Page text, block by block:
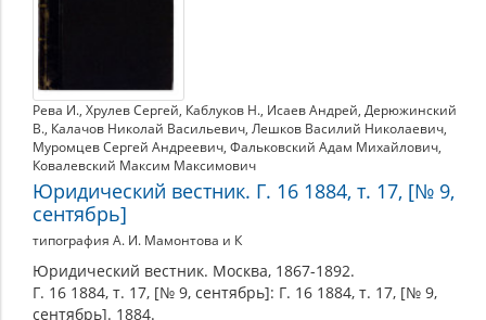
Рева И., Хрулев Сергей, Каблуков Н., Исаев Андрей, Дерюжинский
В., Калачов Николай Васильевич, Лешков Василий Николаевич,
Муромцев Сергей Андреевич, Фальковский Адам Михайлович,
Ковалевский Максим Максимович
Юридический вестник. Г. 16 1884, т. 17, [№ 9,
сентябрь]
типография А. И. Мамонтова и К
Юридический вестник. Москва, 1867-1892.
Г. 16 1884, т. 17, [№ 9, сентябрь]: Г. 16 1884, т. 17, [№ 9,
сентябрь]. 1884.